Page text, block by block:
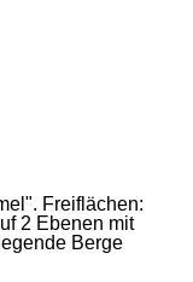
Freiflächen:
2 Ebenen mit
Berge